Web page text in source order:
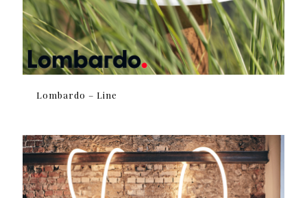
Lombardo – Line